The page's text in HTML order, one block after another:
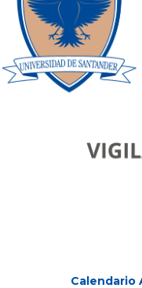
Calendario